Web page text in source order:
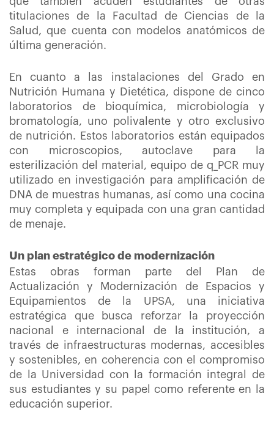
titulaciones de la Facultad de Ciencias de la
Salud, que cuenta con modelos anatómicos de
última generación.
En cuanto a las instalaciones del Grado en
Nutrición Humana y Dietética, dispone de cinco
laboratorios de bioquímica, microbiología y
bromatología, uno polivalente y otro exclusivo
de nutrición. Estos laboratorios están equipados
con microscopios, autoclave para la
esterilización del material, equipo de q_PCR muy
utilizado en investigación para amplificación de
DNA de muestras humanas, así como una cocina
muy completa y equipada con una gran cantidad
de menaje.
Un plan estratégico de modernización
Estas obras forman parte del Plan de
Actualización y Modernización de Espacios y
Equipamientos de la UPSA, una iniciativa
estratégica que busca reforzar la proyección
nacional e internacional de la institución, a
través de infraestructuras modernas, accesibles
y sostenibles, en coherencia con el compromiso
de la Universidad con la formación integral de
sus estudiantes y su papel como referente en la
educación superior.